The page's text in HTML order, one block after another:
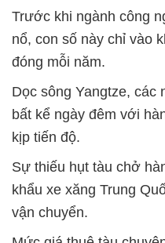
Trước khi ngành công
nổ, con số này chỉ vào
đóng mỗi năm.
Dọc sông Yangtze, các
bất kể ngày đêm với
kịp tiến độ.
Sự thiếu hụt tàu chở
khẩu xe xăng Trung
vận chuyển.